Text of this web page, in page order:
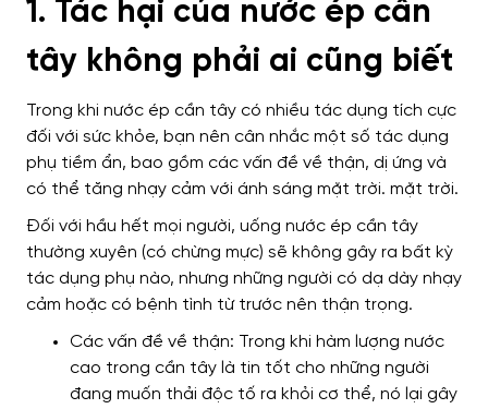
1. Tác hại của nước ép cần
tây không phải ai cũng biết
Trong khi nước ép cần tây có nhiều tác dụng tích cực
đối với sức khỏe, bạn nên cân nhắc một số tác dụng
phụ tiềm ẩn, bao gồm các vấn đề về thận, dị ứng và
có thể tăng nhạy cảm với ánh sáng mặt trời. mặt trời.
Đối với hầu hết mọi người, uống nước ép cần tây
thường xuyên (có chừng mực) sẽ không gây ra bất kỳ
tác dụng phụ nào, nhưng những người có dạ dày nhạy
cảm hoặc có bệnh tình từ trước nên thận trọng.
Các vấn đề về thận: Trong khi hàm lượng nước
cao trong cần tây là tin tốt cho những người
đang muốn thải độc tố ra khỏi cơ thể, nó lại gây